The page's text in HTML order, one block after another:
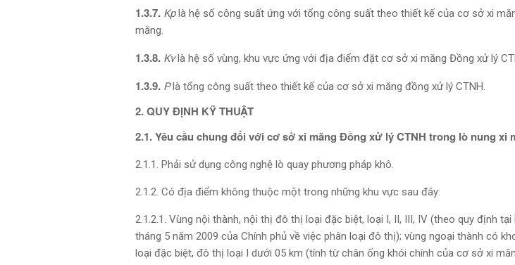
1.3.7. Kplà hệ số công suất ứng với tổng công suất theo thiết kế của cơ sở xi
măng.
1.3.8. Kvlà hệ số vùng, khu vực ứng với địa điểm đặt cơ sở xi măng Đồng xử lý
1.3.9. Plà tổng công suất theo thiết kế của cơ sở xi măng đồng xử lý CTNH.
2. QUY ĐỊNH KỸ THUẬT
2.1. Yêu cầu chung đối với cơ sở xi măng Đồng xử lý CTNH trong lò nung xi
2.1.1. Phải sử dụng công nghệ lò quay phương pháp khô.
2.1.2. Có địa điểm không thuộc một trong những khu vực sau đây:
2.1.2.1. Vùng nội thành, nội thị đô thị loại đặc biệt, loại I, II, III, IV (theo quy định
tháng 5 năm 2009 của Chính phủ về việc phân loại đô thị); vùng ngoại thành có
loại đặc biệt, đô thị loại I dưới 05 km (tính từ chân ống khói chính của cơ sở xi